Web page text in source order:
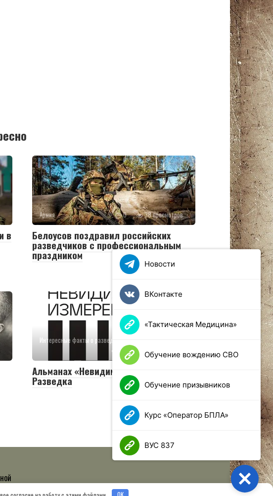
в
Армия 0 38 просмотров
Белоусов поздравил российских
разведчиков с профессиональным
праздником
Интересные факты о разведке
0
346 просмотров
Альманах «Невидимое измерение».
Разведка
Новости
ВКонтакте
«Тактическая Медицина»
Обучение вождению СВО
Обучение призывников
Курс «Оператор БПЛА»
ВУС 837
Close